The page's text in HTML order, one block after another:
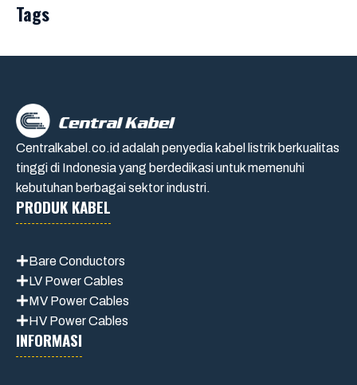
Tags
Centralkabel.co.id adalah penyedia kabel listrik berkualitas
tinggi di Indonesia yang berdedikasi untuk memenuhi
kebutuhan berbagai sektor industri.
PRODUK KABEL
Bare Conductors
LV Power Cables
MV Power Cables
HV Power Cables
INFORMASI